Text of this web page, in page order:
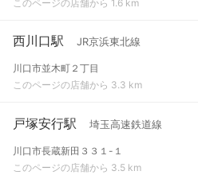
このページの店舗から 1.6 km
西川口駅 JR京浜東北線
川口市並木町２丁目
このページの店舗から 3.3 km
戸塚安行駅 埼玉高速鉄道線
川口市長蔵新田３３１-１
このページの店舗から 3.5 km